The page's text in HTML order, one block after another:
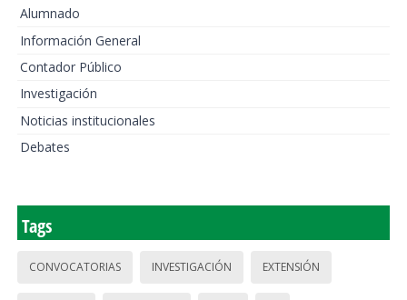
Alumnado
Información General
Contador Público
Investigación
Noticias institucionales
Debates
Tags
CONVOCATORIAS INVESTIGACIÓN EXTENSIÓN